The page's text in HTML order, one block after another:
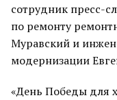
сотрудник пресс-
по ремонту
Муравский и
модернизации
«День Победы для